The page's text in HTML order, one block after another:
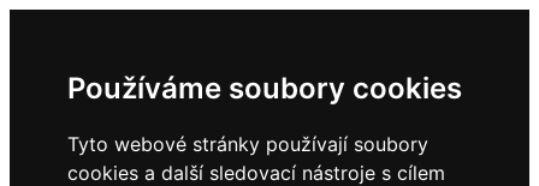
Používáme soubory cookies
Tyto webové stránky používají soubory
cookies a další sledovací nástroje s cílem